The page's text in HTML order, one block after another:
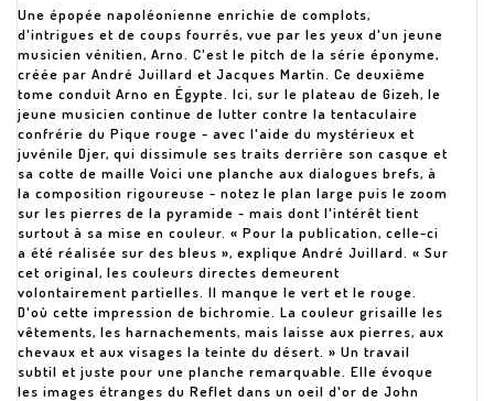
Une épopée napoléonienne enrichie de complots,
d'intrigues et de coups fourrés, vue par les yeux d'un jeune
musicien vénitien, Arno. C'est le pitch de la série éponyme,
créée par André Juillard et Jacques Martin. Ce deuxième
tome conduit Arno en Égypte. Ici, sur le plateau de Gizeh, le
jeune musicien continue de lutter contre la tentaculaire
confrérie du Pique rouge - avec l'aide du mystérieux et
juvénile Djer, qui dissimule ses traits derrière son casque et
sa cotte de maille Voici une planche aux dialogues brefs, à
la composition rigoureuse - notez le plan large puis le zoom
sur les pierres de la pyramide - mais dont l'intérêt tient
surtout à sa mise en couleur. « Pour la publication, celle-ci
a été réalisée sur des bleus », explique André Juillard. « Sur
cet original, les couleurs directes demeurent
volontairement partielles. Il manque le vert et le rouge.
D'où cette impression de bichromie. La couleur grisaille les
vêtements, les harnachements, mais laisse aux pierres, aux
chevaux et aux visages la teinte du désert. » Un travail
subtil et juste pour une planche remarquable. Elle évoque
les images étranges du Reflet dans un oeil d'or de John